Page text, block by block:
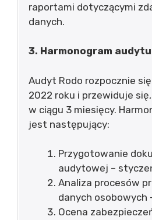
raportami dotyczącymi
danych.
3. Harmonogram audytu
Audyt Rodo rozpocznie
2022 roku i przewiduje
w ciągu 3 miesięcy.
jest następujący:
Przygotowanie
audytowej –
Analiza procesów
danych osobowych
Ocena